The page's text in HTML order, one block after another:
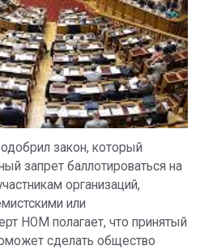
закон, который
запрет баллотироваться на
организаций,
или
НОМ полагает, что принятый
сделать общество